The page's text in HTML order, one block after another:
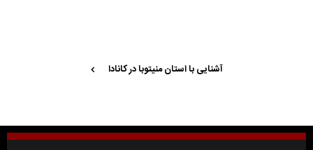
آشنایی با استان منیتوبا در کانادا